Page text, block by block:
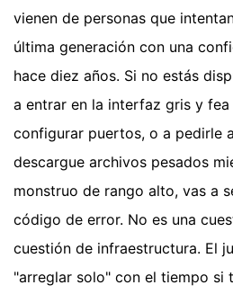
vienen de personas que
última generación con una
hace diez años. Si no estás
a entrar en la interfaz gris y
configurar puertos, o a pedirle
descargue archivos pesados
monstruo de rango alto, vas a
código de error. No es una
cuestión de infraestructura. El
"arreglar solo" con el tiempo si